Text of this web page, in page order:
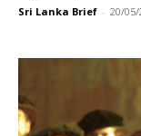
Sri Lanka Brief - 20/05/